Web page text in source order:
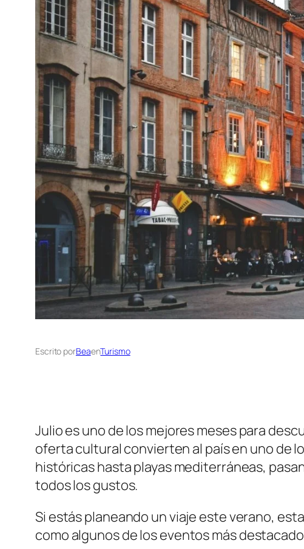
Escrito porBeaenTurismo
Julio es uno de los mejores meses para
oferta cultural convierten al país en uno de
históricas hasta playas mediterráneas,
todos los gustos.
Si estás planeando un viaje este verano,
como algunos de los eventos más